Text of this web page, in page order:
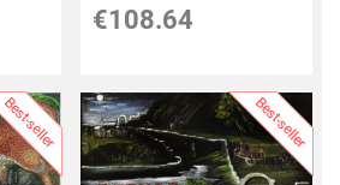
€108.64
Best-seller Best-seller